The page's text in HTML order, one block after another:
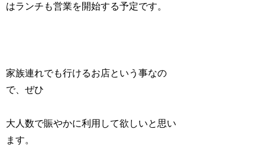
はランチも営業を開始する予定です。
家族連れでも行けるお店という事なの
で、ぜひ
大人数で賑やかに利用して欲しいと思い
ます。